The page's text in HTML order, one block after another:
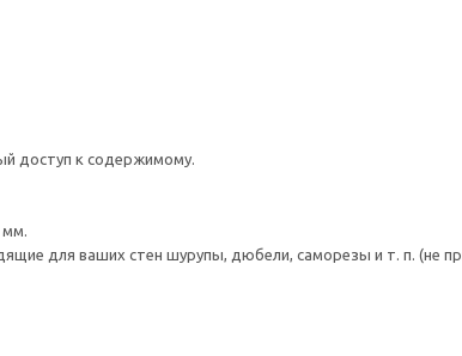
доступ к содержимому.
мм.
для ваших стен шурупы, дюбели, саморезы и т. п. (не